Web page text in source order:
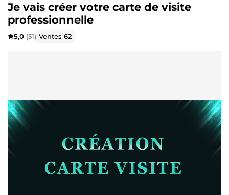
Je vais créer votre carte de visite
professionnelle
5,0 (51) Ventes62